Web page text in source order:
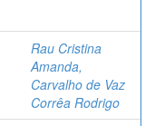
Rau Cristina
Amanda,
Carvalho de Vaz
Corrêa Rodrigo